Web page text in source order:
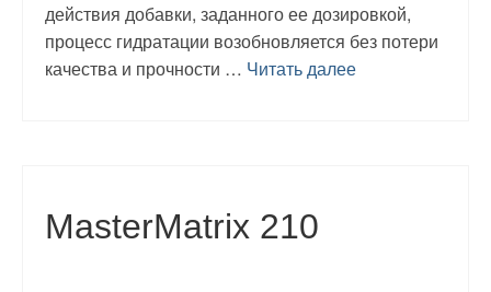
действия добавки, заданного ее дозировкой,
процесс гидратации возобновляется без потери
качества и прочности … Читать далее
MasterMatrix 210